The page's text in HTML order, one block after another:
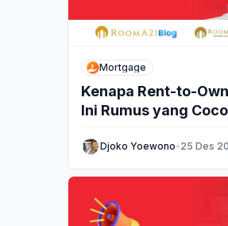
Mortgage
Kenapa Rent-to-
Ini Rumus yang
Djoko Yoewono•25 Des